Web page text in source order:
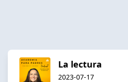
La lectura
2023-07-17